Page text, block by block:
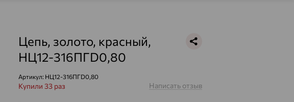
Цепь, золото, красный,
НЦ12-316ПГD0,80
Артикул: НЦ12-316ПГD0,80
Купили 33 раз Написать отзыв